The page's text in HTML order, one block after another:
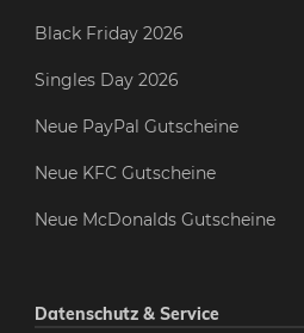
Black Friday 2026
Singles Day 2026
Neue PayPal Gutscheine
Neue KFC Gutscheine
Neue McDonalds Gutscheine
Datenschutz & Service